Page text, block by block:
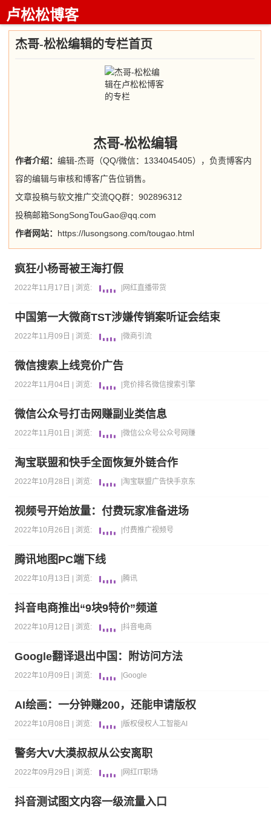
卢松松博客
杰哥-松松编辑的专栏首页
杰哥-松松编辑
作者介绍：编辑-杰哥（QQ/微信：1334045405），负责博客内
容的编辑与审核和博客广告位销售。
文章投稿与软文推广交流QQ群：902896312
投稿邮箱SongSongTouGao@qq.com
作者网站： https://lusongsong.com/tougao.html
疯狂小杨哥被王海打假
2022年11月17日 | 浏览: 网红直播带货
中国第一大微商TST涉嫌传销案听证会结束
2022年11月09日 | 浏览: |微商引流
微信搜索上线竞价广告
2022年11月04日 | 浏览: |竞价排名微信搜索引擎
微信公众号打击网赚副业类信息
2022年11月01日 | 浏览: |微信公众号公众号 网赚
淘宝联盟和快手全面恢复外链合作
2022年10月28日 | 浏览: |淘宝联盟广告快手京东
视频号开始放量：付费玩家准备进场
2022年10月26日 | 浏览: |付费推广视频号
腾讯地图PC端下线
2022年10月13日 | 浏览: |腾讯
抖音电商推出“9块9特价”频道
2022年10月12日 | 浏览: |抖音电商
Google翻译退出中国：附访问方法
2022年10月09日 | 浏览: |Google
AI绘画：一分钟赚200，还能申请版权
2022年10月08日 | 浏览: |版权侵权人工智能AI
警务大V大漠叔叔从公安离职
2022年09月29日 | 浏览: 网红 IT职场
抖音测试图文内容一级流量入口